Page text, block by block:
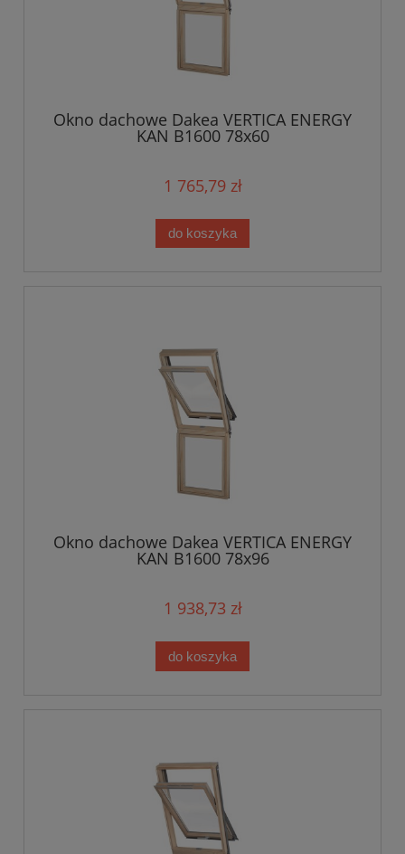
Okno dachowe Dakea VERTICA ENERGY
KAN B1600 78x60
1 765,79 zł
do koszyka
Okno dachowe Dakea VERTICA ENERGY
KAN B1600 78x96
1 938,73 zł
do koszyka